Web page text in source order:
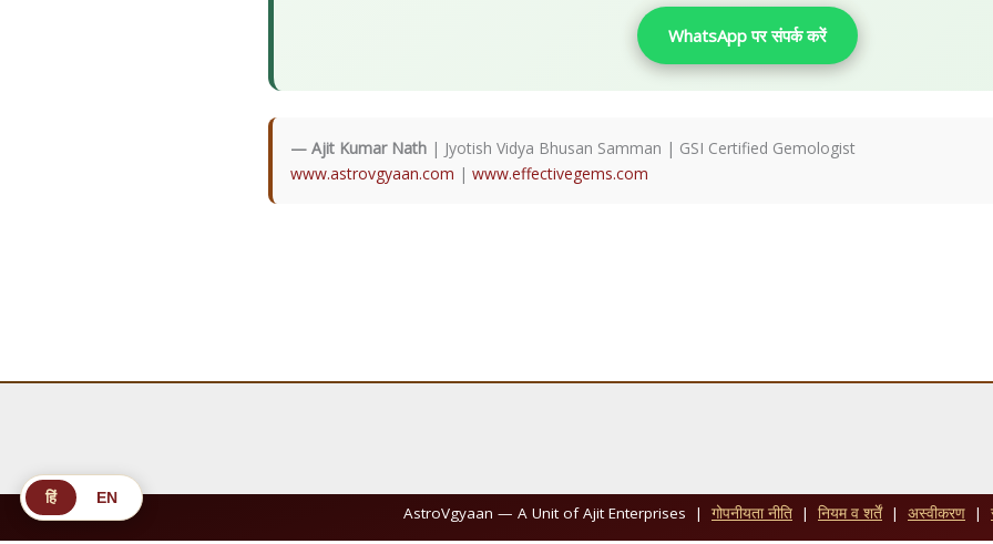
WhatsApp पर संपर्क करें
— Ajit Kumar Nath | Jyotish Vidya Bhusan Samman | GSI Certified Gemologist
www.astrovgyaan.com | www.effectivegems.com
AstroVgyaan — A Unit of Ajit Enterprises | गोपनीयता नीति | नियम व शर्तें| अस्वीकरण |
हिं EN